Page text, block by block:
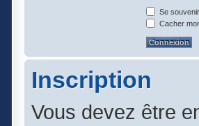
Se
Cacher
Inscription
Vous devez être